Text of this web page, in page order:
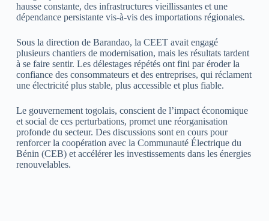
hausse constante, des infrastructures vieillissantes et une
dépendance persistante vis-à-vis des importations régionales.
Sous la direction de Barandao, la CEET avait engagé
plusieurs chantiers de modernisation, mais les résultats tardent
à se faire sentir. Les délestages répétés ont fini par éroder la
confiance des consommateurs et des entreprises, qui réclament
une électricité plus stable, plus accessible et plus fiable.
Le gouvernement togolais, conscient de l’impact économique
et social de ces perturbations, promet une réorganisation
profonde du secteur. Des discussions sont en cours pour
renforcer la coopération avec la Communauté Électrique du
Bénin (CEB) et accélérer les investissements dans les énergies
renouvelables.